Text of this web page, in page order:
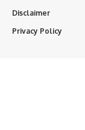
Disclaimer
Privacy Policy